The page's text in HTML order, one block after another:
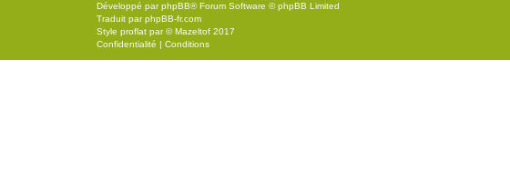
Développé parphpBB® Forum Software © phpBB Limited
Traduit parphpBB-fr.com
Style proflat par ©Mazeltof 2017
Confidentialité | Conditions